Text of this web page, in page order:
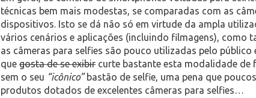
técnicas bem mais modestas, se comparadas com as
dispositivos. Isto se dá não só em virtude da ampla
vários cenários e aplicações (incluindo filmagens), como
as câmeras para selfies são pouco utilizadas pelo público
quegosta de se exibircurte bastante esta modalidade de
sem o seu “icônico”bastão de selfie, uma pena que
produtos dotados de excelentes câmeras para selfies…